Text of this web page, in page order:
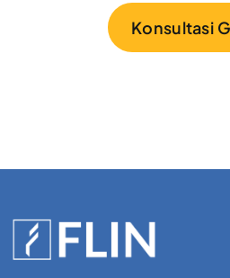
Konsultasi